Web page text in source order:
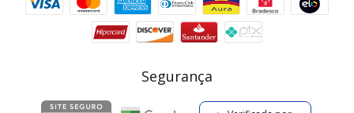
Segurança
Cupom 1a compra: GANHE5